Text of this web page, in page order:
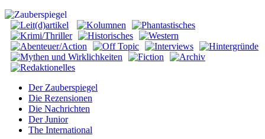
Der Zauberspiegel
Die Rezensionen
Die Nachrichten
Der Junior
The International